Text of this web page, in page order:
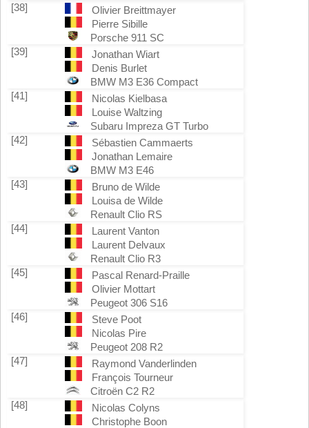
[38]
Olivier Breittmayer
Pierre Sibille
Porsche 911 SC
[39]
Jonathan Wiart
Denis Burlet
BMW M3 E36 Compact
[41]
Nicolas Kielbasa
Louise Waltzing
Subaru Impreza GT Turbo
[42]
Sébastien Cammaerts
Jonathan Lemaire
BMW M3 E46
[43]
Bruno de Wilde
Louisa de Wilde
Renault Clio RS
[44]
Laurent Vanton
Laurent Delvaux
Renault Clio R3
[45]
Pascal Renard-Praille
Olivier Mottart
Peugeot 306 S16
[46]
Steve Poot
Nicolas Pire
Peugeot 208 R2
[47]
Raymond Vanderlinden
François Tourneur
Citroën C2 R2
[48]
Nicolas Colyns
Christophe Boon